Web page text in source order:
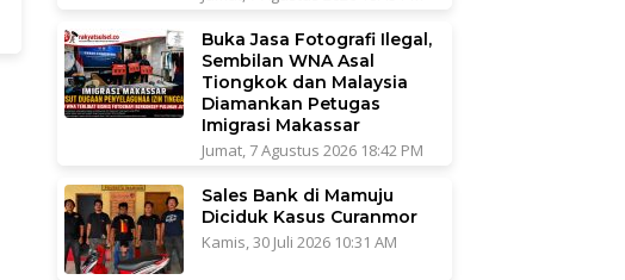
Buka Jasa Fotografi Ilegal,
Sembilan WNA Asal
Tiongkok dan Malaysia
Diamankan Petugas
Imigrasi Makassar
Jumat, 7 Agustus 2026 18:42 PM
Sales Bank di Mamuju
Diciduk Kasus Curanmor
Kamis, 30 Juli 2026 10:31 AM